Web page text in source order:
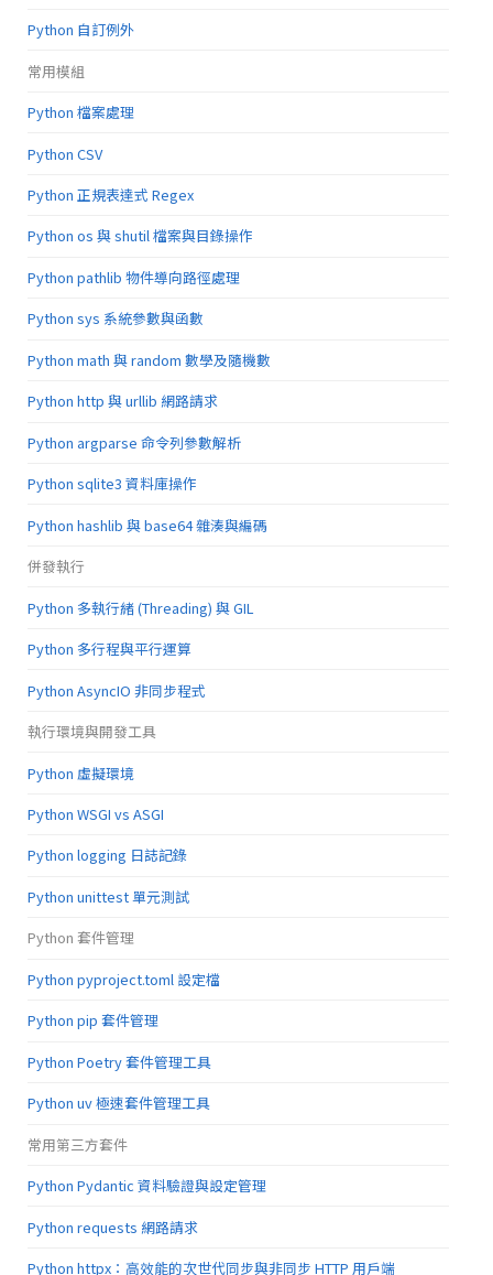
Python 自訂例外
常用模組
Python 檔案處理
Python CSV
Python 正規表達式 Regex
Python os 與 shutil 檔案與目錄操作
Python pathlib 物件導向路徑處理
Python sys 系統參數與函數
Python math 與 random 數學及隨機數
Python http 與 urllib 網路請求
Python argparse 命令列參數解析
Python sqlite3 資料庫操作
Python hashlib 與 base64 雜湊與編碼
併發執行
Python 多執行緒 (Threading) 與 GIL
Python 多行程與平行運算
Python AsyncIO 非同步程式
執行環境與開發工具
Python 虛擬環境
Python WSGI vs ASGI
Python logging 日誌記錄
Python unittest 單元測試
Python 套件管理
Python pyproject.toml 設定檔
Python pip 套件管理
Python Poetry 套件管理工具
Python uv 極速套件管理工具
常用第三方套件
Python Pydantic 資料驗證與設定管理
Python requests 網路請求
Python httpx：高效能的次世代同步與非同步 HTTP 用戶端